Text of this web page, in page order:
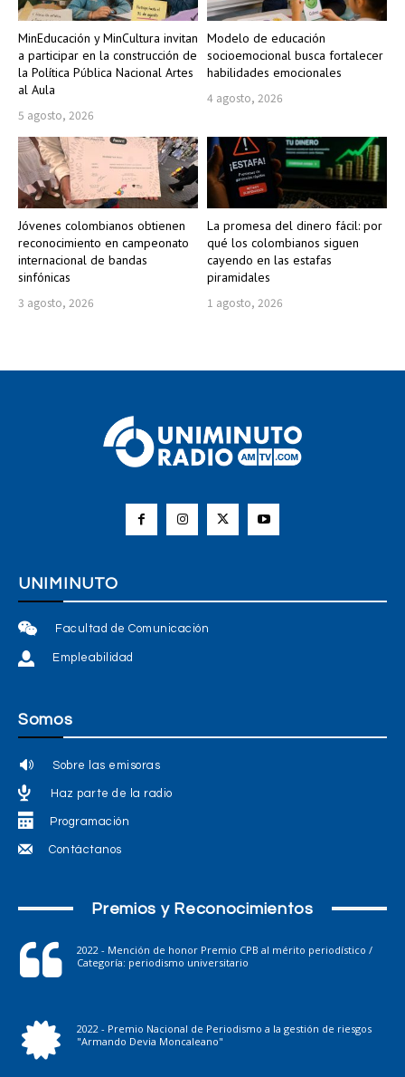
MinEducación y MinCultura invitan
a participar en la construcción de
la Política Pública Nacional Artes
al Aula
5 agosto, 2026
Modelo de educación
socioemocional busca fortalecer
habilidades emocionales
4 agosto, 2026
Jóvenes colombianos obtienen
reconocimiento en campeonato
internacional de bandas
sinfónicas
3 agosto, 2026
La promesa del dinero fácil: por
qué los colombianos siguen
cayendo en las estafas
piramidales
1 agosto, 2026
UNIMINUTO
Facultad de Comunicación
Empleabilidad
Somos
Sobre las emisoras
Haz parte de la radio
Programación
Contáctanos
Premios y Reconocimientos
2022 - Mención de honor Premio CPB al mérito periodístico /
Categoría: periodismo universitario
2022 - Premio Nacional de Periodismo a la gestión de riesgos
"Armando Devia Moncaleano"